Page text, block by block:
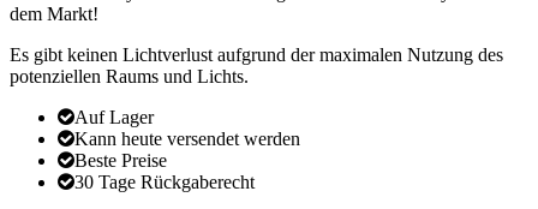
dem Markt!
Es gibt keinen Lichtverlust aufgrund der maximalen Nutzung des
potenziellen Raums und Lichts.
Auf Lager
Kann heute versendet werden
Beste Preise
30 Tage Rückgaberecht